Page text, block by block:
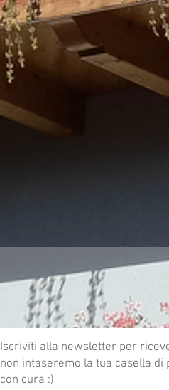
Iscriviti alla newsletter per
non intaseremo la tua casella
con cura :)